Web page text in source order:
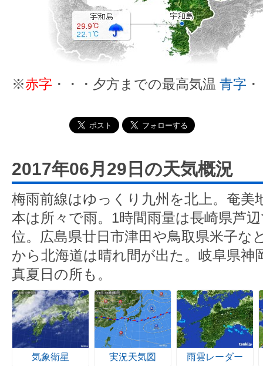
※赤字 ・・・夕方までの最高気温 青字
2017年06月29日の天気概況
梅雨前線はゆっくり九州を北上。奄美
本は所々で雨。1時間雨量は長崎県芦
位。広島県廿日市津田や鳥取県米子な
から北海道は晴れ間が出た。岐阜県神
真夏日の所も。
気象衛星 実況天気図 雨雲レーダー